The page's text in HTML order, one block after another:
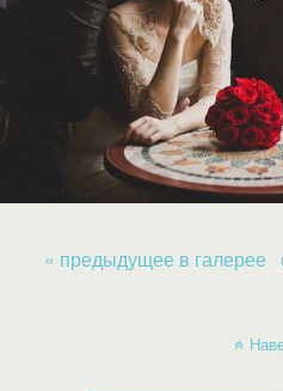
« предыдущее в галерее